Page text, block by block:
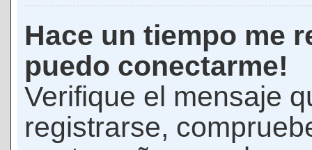
Hace un tiempo me
puedo conectarme!
Verifique el mensaje
registrarse,